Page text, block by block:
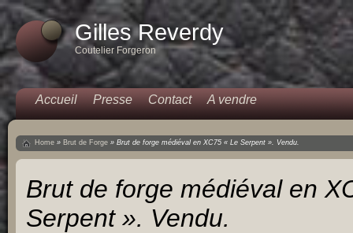
Gilles Reverdy
Coutelier Forgeron
Accueil Presse Contact A vendre
Home » Brut de Forge » Brut de forge médiéval en XC75 « Le Serpent ». Vendu.
Brut de forge médiéval en
Serpent ». Vendu.